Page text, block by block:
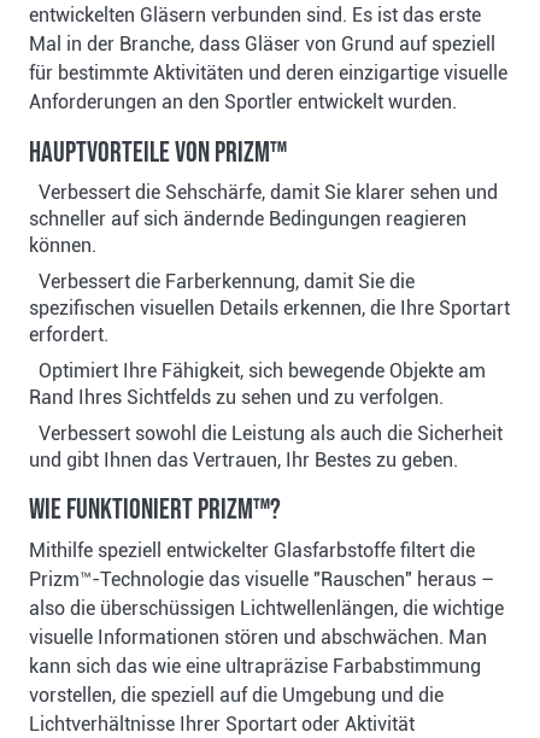
entwickelten Gläsern verbunden sind. Es ist das erste
Mal in der Branche, dass Gläser von Grund auf speziell
für bestimmte Aktivitäten und deren einzigartige visuelle
Anforderungen an den Sportler entwickelt wurden.
Hauptvorteile von Prizm™
Verbessert die Sehschärfe, damit Sie klarer sehen und
schneller auf sich ändernde Bedingungen reagieren
können.
Verbessert die Farberkennung, damit Sie die
spezifischen visuellen Details erkennen, die Ihre Sportart
erfordert.
Optimiert Ihre Fähigkeit, sich bewegende Objekte am
Rand Ihres Sichtfelds zu sehen und zu verfolgen.
Verbessert sowohl die Leistung als auch die Sicherheit
und gibt Ihnen das Vertrauen, Ihr Bestes zu geben.
Wie funktioniert Prizm™?
Mithilfe speziell entwickelter Glasfarbstoffe filtert die
Prizm™-Technologie das visuelle "Rauschen" heraus –
also die überschüssigen Lichtwellenlängen, die wichtige
visuelle Informationen stören und abschwächen. Man
kann sich das wie eine ultrapräzise Farbabstimmung
vorstellen, die speziell auf die Umgebung und die
Lichtverhältnisse Ihrer Sportart oder Aktivität